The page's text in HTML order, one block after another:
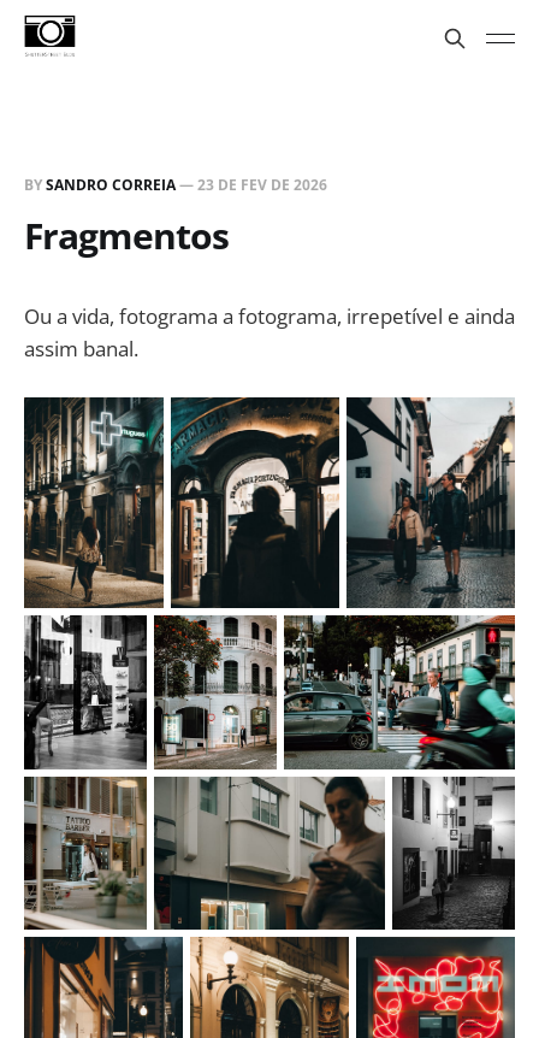
BYSANDRO CORREIA—23 DE FEV DE 2026
Fragmentos
Ou a vida, fotograma a fotograma, irrepetível e ainda
assim banal.